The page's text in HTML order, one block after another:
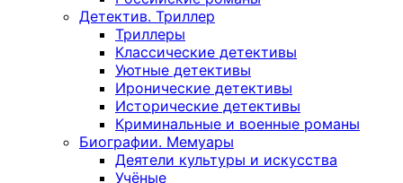
Детектив. Триллер
Триллеры
Классические детективы
Уютные детективы
Иронические детективы
Исторические детективы
Криминальные и военные романы
Биографии. Мемуары
Деятели культуры и искусства
Учёные